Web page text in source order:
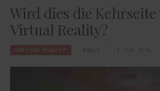
Wird dies die Kehrseite
Virtual Reality?
VIRTUAL REALITY